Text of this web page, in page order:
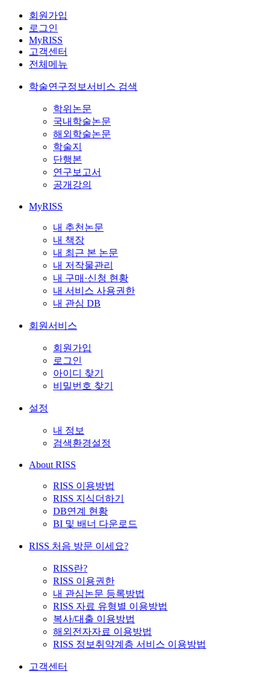
회원가입
로그인
MyRISS
고객센터
전체메뉴
학술연구정보서비스 검색
학위논문
국내학술논문
해외학술논문
학술지
단행본
연구보고서
공개강의
MyRISS
내 추천논문
내 책장
내 최근 본 논문
내 저작물관리
내 구매·신청 현황
내 서비스 사용권한
내 관심 DB
회원서비스
회원가입
로그인
아이디 찾기
비밀번호 찾기
설정
내 정보
검색환경설정
About RISS
RISS 이용방법
RISS 지식더하기
DB연계 현황
BI 및 배너 다운로드
RISS 처음 방문 이세요?
RISS란?
RISS 이용권한
내 관심논문 등록방법
RISS 자료 유형별 이용방법
복사/대출 이용방법
해외전자자료 이용방법
RISS 정보취약계층 서비스 이용방법
고객센터